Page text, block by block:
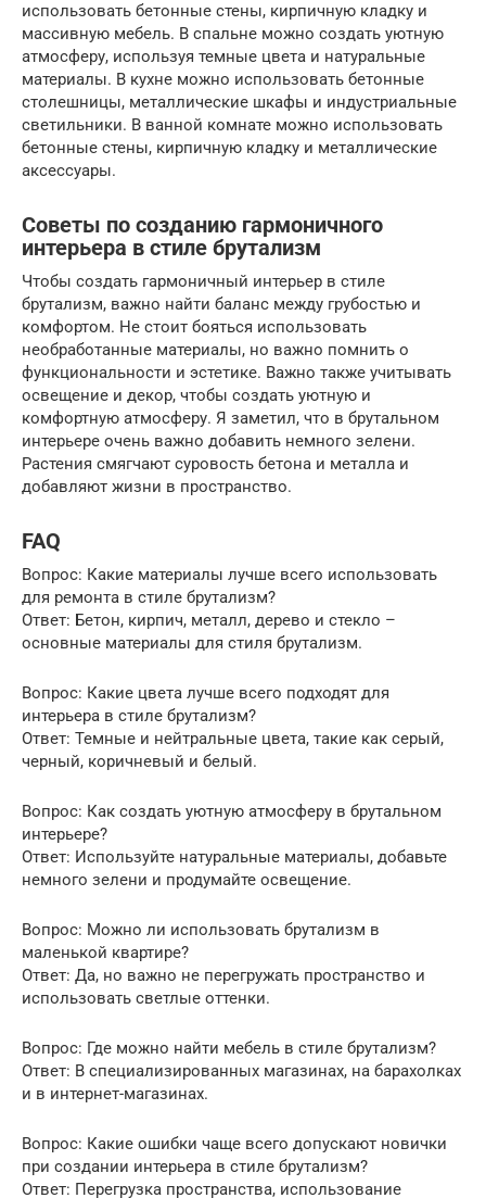
использовать бетонные стены, кирпичную кладку и
массивную мебель. В спальне можно создать уютную
атмосферу, используя темные цвета и натуральные
материалы. В кухне можно использовать бетонные
столешницы, металлические шкафы и индустриальные
светильники. В ванной комнате можно использовать
бетонные стены, кирпичную кладку и металлические
аксессуары.
Советы по созданию гармоничного
интерьера в стиле брутализм
Чтобы создать гармоничный интерьер в стиле
брутализм, важно найти баланс между грубостью и
комфортом. Не стоит бояться использовать
необработанные материалы, но важно помнить о
функциональности и эстетике. Важно также учитывать
освещение и декор, чтобы создать уютную и
комфортную атмосферу. Я заметил, что в брутальном
интерьере очень важно добавить немного зелени.
Растения смягчают суровость бетона и металла и
добавляют жизни в пространство.
FAQ
Вопрос: Какие материалы лучше всего использовать
для ремонта в стиле брутализм?
Ответ: Бетон, кирпич, металл, дерево и стекло –
основные материалы для стиля брутализм.
Вопрос: Какие цвета лучше всего подходят для
интерьера в стиле брутализм?
Ответ: Темные и нейтральные цвета, такие как серый,
черный, коричневый и белый.
Вопрос: Как создать уютную атмосферу в брутальном
интерьере?
Ответ: Используйте натуральные материалы, добавьте
немного зелени и продумайте освещение.
Вопрос: Можно ли использовать брутализм в
маленькой квартире?
Ответ: Да, но важно не перегружать пространство и
использовать светлые оттенки.
Вопрос: Где можно найти мебель в стиле брутализм?
Ответ: В специализированных магазинах, на барахолках
и в интернет-магазинах.
Вопрос: Какие ошибки чаще всего допускают новички
при создании интерьера в стиле брутализм?
Ответ: Перегрузка пространства, использование